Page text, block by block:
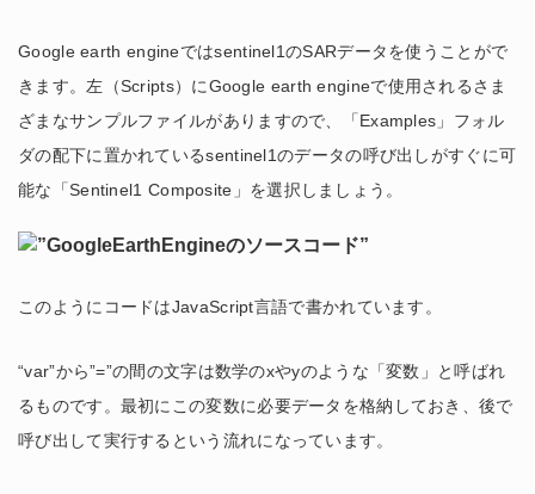
Google earth engineではsentinel1のSARデータを使うことがで
きます。左（Scripts）にGoogle earth engineで使用されるさま
ざまなサンプルファイルがありますので、「Examples」フォル
ダの配下に置かれているsentinel1のデータの呼び出しがすぐに可
能な「Sentinel1 Composite」を選択しましょう。
このようにコードはJavaScript言語で書かれています。
“var”から”=”の間の文字は数学のxやyのような「変数」と呼ばれ
るものです。最初にこの変数に必要データを格納しておき、後で
呼び出して実行するという流れになっています。